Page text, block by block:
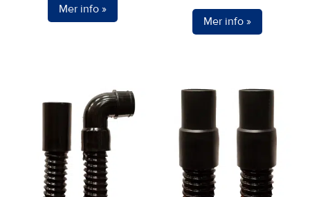
Mer info »
Mer info »